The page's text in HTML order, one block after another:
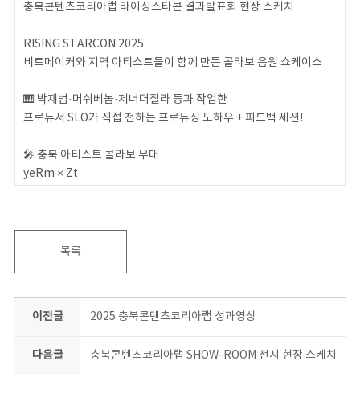
충북콘텐츠코리아랩 라이징스타콘 결과발표회 현장 스케치
RISING STARCON 2025
비트메이커와 지역 아티스트들이 함께 만든 콜라보 음원 쇼케이스
🎹 박재범·머쉬베놈·제너더질라 등과 작업한
프로듀서 SLO가 직접 전하는 프로듀싱 노하우 + 피드백 세션!
🎤 충북 아티스트 콜라보 무대
yeRm × Zt
아연 × 공공
정마필 × Y2Z
목록
이전글 2025 충북콘텐츠코리아랩 성과영상
다음글 충북콘텐츠코리아랩 SHOW-ROOM 전시 현장 스케치